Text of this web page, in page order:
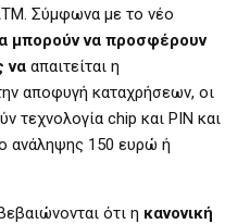
Σύμφωνα με το νέο
μπορούν να προσφέρουν
να απαιτείται η
αποφυγή καταχρήσεων, οι
τεχνολογία chip και PIN και
ανάληψης 150 ευρώ ή
ότι η κανονική